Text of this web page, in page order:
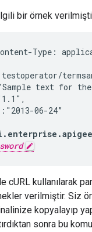
bir örnek
Type:
text for the
06-24”
cURL kullanılarak
verilmiştir. Siz
kopyalayıp
sonra bu